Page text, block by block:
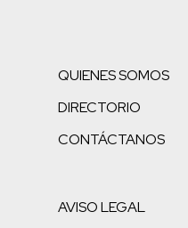
QUIENES SOMOS
DIRECTORIO
CONTÁCTANOS
AVISO LEGAL